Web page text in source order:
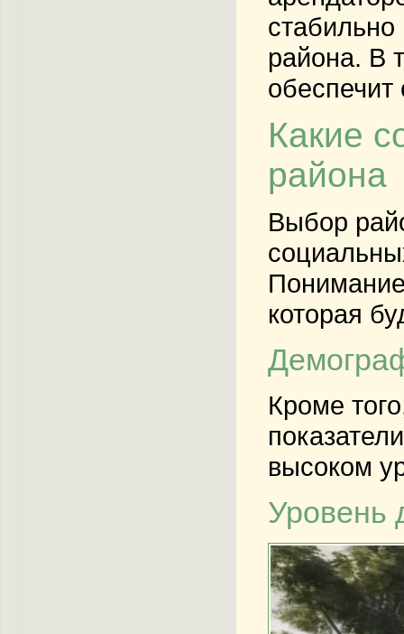
стабильно
района. В
Какие
района
Выбор
которая
Кроме
высоком
Уровень